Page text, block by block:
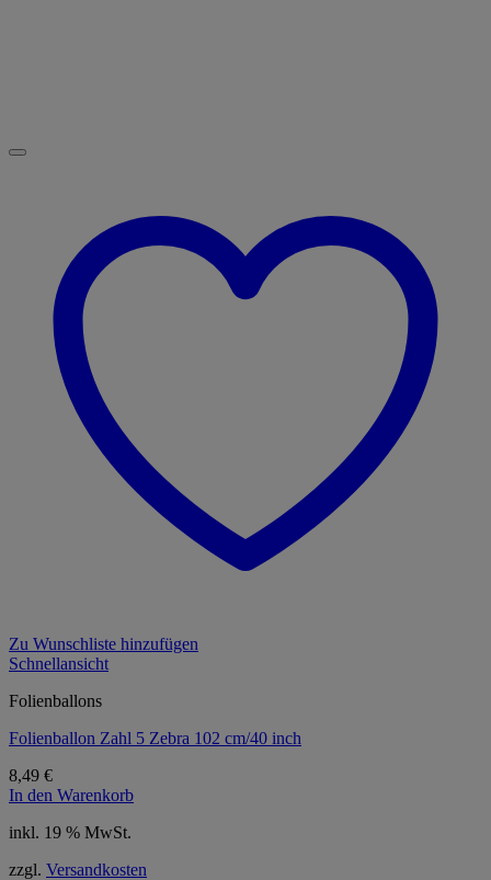
Zu Wunschliste hinzufügen
Schnellansicht
Folienballons
Folienballon Zahl 5 Zebra 102 cm/40 inch
8,49 €
In den Warenkorb
inkl. 19 % MwSt.
zzgl. Versandkosten